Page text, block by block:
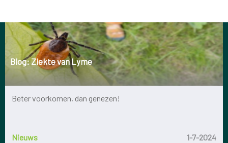
teek op een efficiënte manier te verwijderen, zoals de
tekentang of de tekentwister. Dit laatste is een soort vorkje
waarmee je de teek als het ware draaiend (vandaar de naam
‘twister’) uit de huid kan verwijderen.
na enkele maanden of jaren heel wat problemen opleveren:
Blog: Ziekte van Lyme
Beter voorkomen, dan genezen!
Nieuws 1-7-2024